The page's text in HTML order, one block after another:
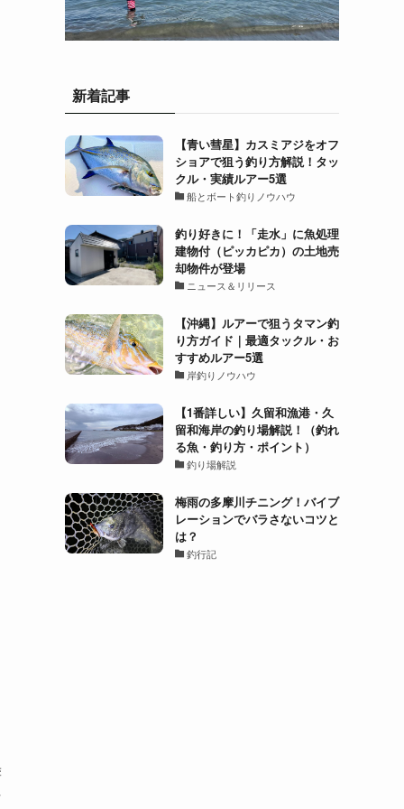
新着記事
【青い彗星】カスミアジをオフ
ショアで狙う釣り方解説！タッ
クル・実績ルアー5選
船とボート釣りノウハウ
釣り好きに！「走水」に魚処理
建物付（ピッカピカ）の土地売
却物件が登場
ニュース＆リリース
【沖縄】ルアーで狙うタマン釣
り方ガイド｜最適タックル・お
すすめルアー5選
岸釣りノウハウ
【1番詳しい】久留和漁港・久
留和海岸の釣り場解説！（釣れ
る魚・釣り方・ポイント）
釣り場解説
梅雨の多摩川チニング！バイブ
レーションでバラさないコツと
は？
釣行記